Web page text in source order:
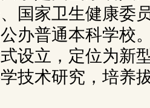
国家卫生健康委
办普通本科学校
设立，定位为新
技术研究，培养